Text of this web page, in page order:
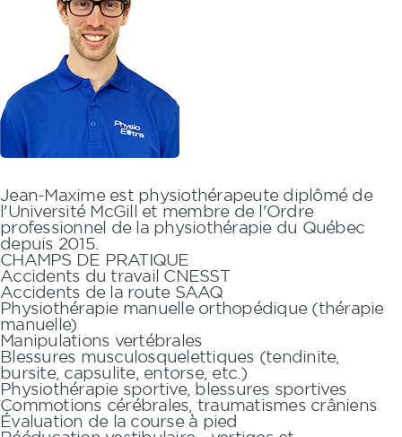
Jean-Maxime est physiothérapeute diplômé de
l'Université McGill et membre de l'Ordre
professionnel de la physiothérapie du Québec
depuis 2015.
CHAMPS DE PRATIQUE
Accidents du travail CNESST
Accidents de la route SAAQ
Physiothérapie manuelle orthopédique (thérapie
manuelle)
Manipulations vertébrales
Blessures musculosquelettiques (tendinite,
bursite, capsulite, entorse, etc.)
Physiothérapie sportive, blessures sportives
Commotions cérébrales, traumatismes crâniens
Évaluation de la course à pied